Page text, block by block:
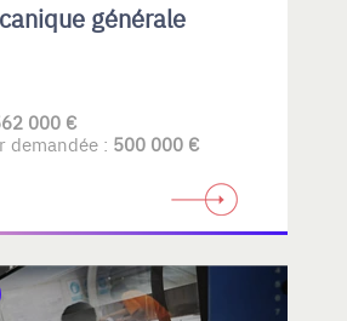
générale
000 €
demandée : 500 000 €